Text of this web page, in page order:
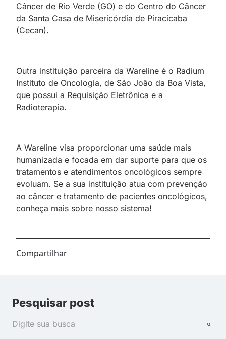
Câncer de Rio Verde (GO) e do Centro do Câncer
da Santa Casa de Misericórdia de Piracicaba
(Cecan).
Outra instituição parceira da Wareline é o Radium
Instituto de Oncologia, de São João da Boa Vista,
que possui a Requisição Eletrônica e a
Radioterapia.
A Wareline visa proporcionar uma saúde mais
humanizada e focada em dar suporte para que os
tratamentos e atendimentos oncológicos sempre
evoluam. Se a sua instituição atua com prevenção
ao câncer e tratamento de pacientes oncológicos,
conheça mais sobre nosso sistema!
Compartilhar
Pesquisar post